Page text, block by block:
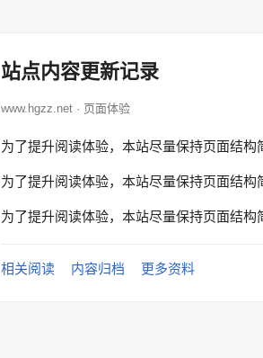
站点内容更新记录
www.hgzz.net · 页面体验
为了提升阅读体验，本站尽量保持页面结构
为了提升阅读体验，本站尽量保持页面结构
为了提升阅读体验，本站尽量保持页面结构
相关阅读 内容归档 更多资料